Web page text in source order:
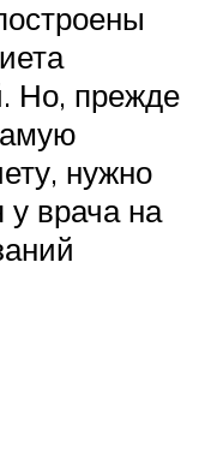
Но, прежде
нужно
у врача на